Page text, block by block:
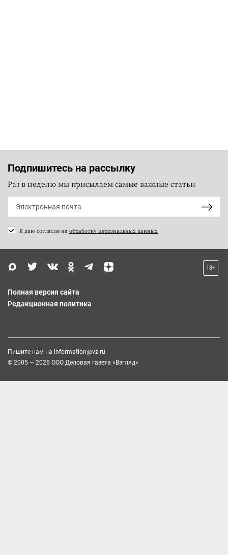
Подпишитесь на рассылку
Раз в неделю мы присылаем самые важные статьи
Я даю согласие на обработку персональных данных
18+
Полная версия сайта
Редакционная политика
Пишите нам на information@vz.ru
© 2005 — 2026 ООО Деловая газета «Взгляд»